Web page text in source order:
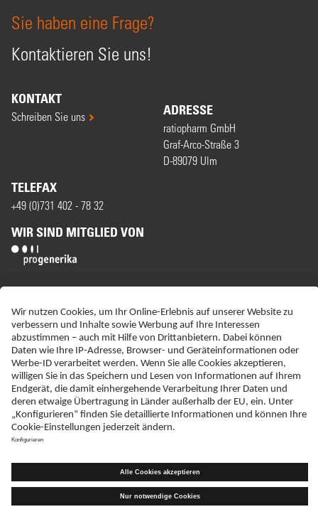
Sie haben eine Frage?
Kontaktieren Sie uns!
KONTAKT
Schreiben Sie uns ADRESSE
ratiopharm GmbH
Graf-Arco-Straße 3
D-89079 Ulm
TELEFAX
+49 (0)731 402 - 78 32
WIR SIND MITGLIED VON
ERKLÄRUNG ZUR BARRIEREFREIHEIT
IMPRESSUM
NEBENWIRKUNGSANZEIGEN
LIEFER-AGB
DATENSCHUTZ
HAFTUNGSAUSSCHLUSS